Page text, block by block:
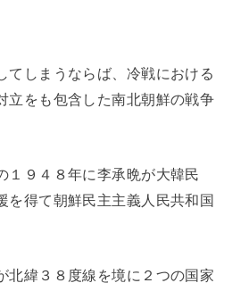
てしまうならば、冷戦における
立をも包含した南北朝鮮の戦争
１９４８年に李承晩が大韓民
を得て朝鮮民主主義人民共和国
北緯３８度線を境に２つの国家